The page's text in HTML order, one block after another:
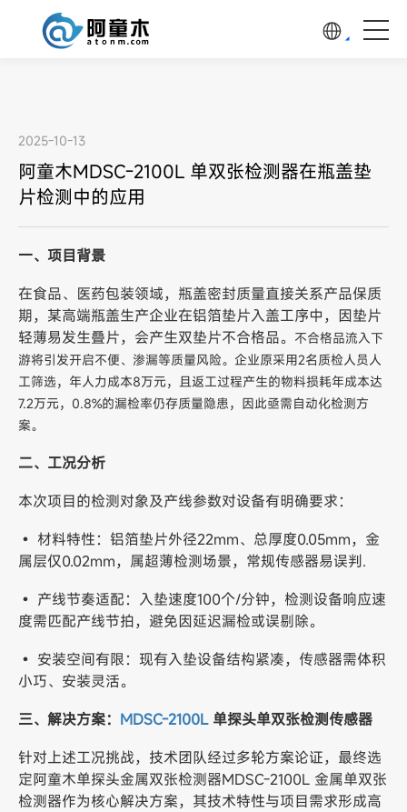
2025-10-13
阿童木MDSC-2100L 单双张检测器在瓶盖垫
片检测中的应用
一、项目背景
在食品、医药包装领域，瓶盖密封质量直接关系产品保质
期，某高端瓶盖生产企业在铝箔垫片入盖工序中，因垫片
轻薄易发生叠片，会产生双垫片不合格品。 不合格品流入下
游将引发开启不便、渗漏等质量风险。企业原采用2名质检人员人
工筛选，年人力成本8万元，且返工过程产生的物料损耗年成本达
7.2万元，0.8%的漏检率仍存质量隐患，因此亟需自动化检测方
案。
二、工况分析
本次项目的检测对象及产线参数对设备有明确要求：
• 材料特性：铝箔垫片外径22mm、总厚度0.05mm，金
属层仅0.02mm，属超薄检测场景，常规传感器易误判.
• 产线节奏适配：入垫速度100个/分钟，检测设备响应速
度需匹配产线节拍，避免因延迟漏检或误剔除。
• 安装空间有限：现有入垫设备结构紧凑，传感器需体积
小巧、安装灵活。
三、解决方案： MDSC-2100L单探头单双张检测传感器
针对上述工况挑战，技术团队经过多轮方案论证，最终选
定阿童木单探头金属双张检测器MDSC-2100L 金属单双张
检测器作为核心解决方案，其技术特性与项目需求形成高